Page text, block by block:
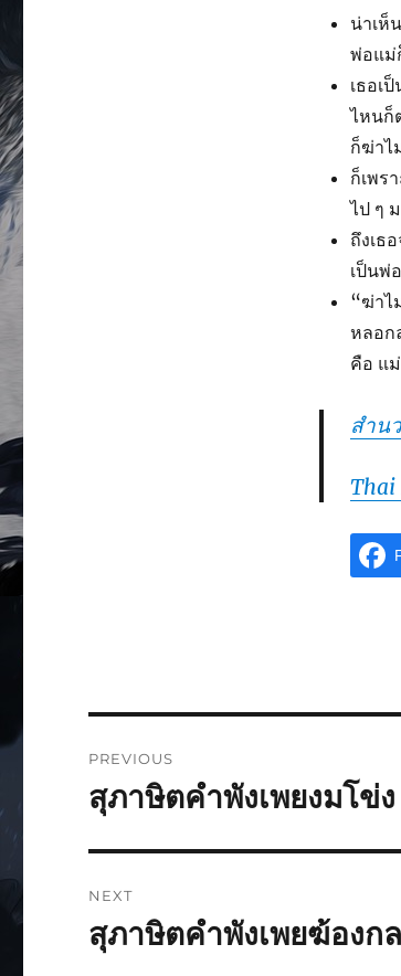
น่าเห็
พ่อแม่
เธอเ
ไหนก็
ก็ฆ่าไ
ก็เพร
ไป ๆ
ถึงเธ
เป็นพ่
“ฆ่าไ
หลอก
คือ แ
สำน
Thai
PREVIOUS
สุภาษิตคำพังเพยงมโข่
NEXT
สุภาษิตคำพังเพยฆ้องก